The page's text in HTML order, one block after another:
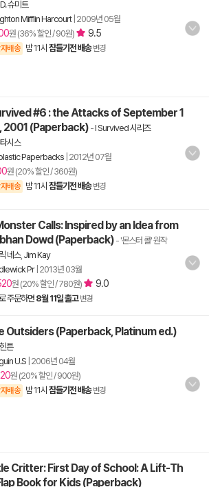
슈미트
Mifflin Harcourt| 2009년 05월
원 (36% 할인 / 90원) 9.5
배송 밤 11시 잠들기전 배송 변경
#6 : the Attacks of September 1
2001 (Paperback) -I Survived 시리즈
시스
Paperbacks 2012년 07월
원 (20% 할인 / 360원)
배송 밤 11시 잠들기전 배송 변경
Calls: Inspired by an Idea from
Dowd (Paperback)- '몬스터 콜' 원작
네스, Jim Kay
Pr| 2013년 03월
원 (20% 할인 / 780원) 9.0
주문하면8월 11일 출고 변경
Outsiders (Paperback, Platinum ed.)
튼
U.S 2006년 04월
원 (20% 할인 / 900원)
배송 밤 11시 잠들기전 배송 변경
Critter: First Day of School: A Lift-Th
Book for Kids (Paperback)